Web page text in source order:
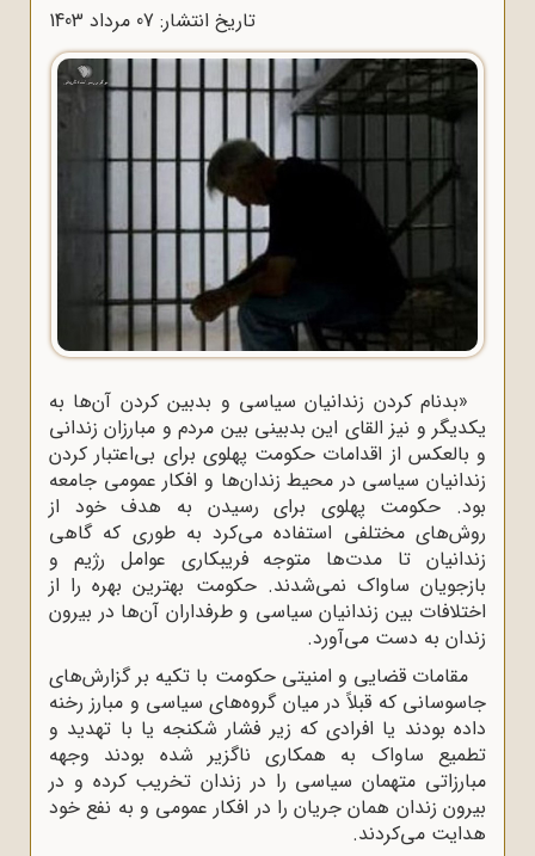
تاریخ انتشار: 07 مرداد 1403
«بدنام کردن زندانیان سیاسی و بدبین کردن آن‌ها به
یکدیگر و نیز القای این بدبینی بین مردم و مبارزان زندانی
و بالعکس از اقدامات حکومت پهلوی برای بی‌اعتبار کردن
زندانیان سیاسی در محیط زندان‌ها و افکار عمومی جامعه
بود. حکومت پهلوی برای رسیدن به هدف خود از
روش‌های مختلفی استفاده می‌کرد به طوری که گاهی
زندانیان تا مدت‌ها متوجه فریبکاری عوامل رژیم و
بازجویان ساواک نمی‌شدند. حکومت بهترین بهره را از
اختلافات بین زندانیان سیاسی و طرفداران آن‌ها در بیرون
زندان به دست می‌آورد.
مقامات قضایی و امنیتی حکومت با تکیه بر گزارش‌های
جاسوسانی که قبلاً در میان گروه‌های سیاسی و مبارز رخنه
داده بودند یا افرادی که زیر فشار شکنجه یا با تهدید و
تطمیع ساواک به همکاری ناگزیر شده بودند وجهه
مبارزاتی متهمان سیاسی را در زندان تخریب کرده و در
بیرون زندان همان جریان را در افکار عمومی و به نفع خود
هدایت می‌کردند.